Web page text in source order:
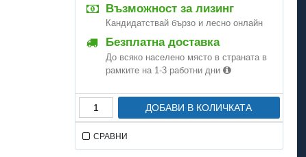
Възможност за лизинг
Кандидатствай бързо и лесно онлайн
Безплатна доставка
До всяко населено място в страната в
рамките на 1-3 работни дни
ДОБАВИ В КОЛИЧКАТА
СРАВНИ